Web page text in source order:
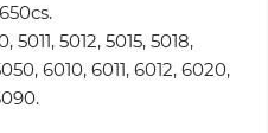
5012, 5015, 5018,
6010, 6011, 6012, 6020,